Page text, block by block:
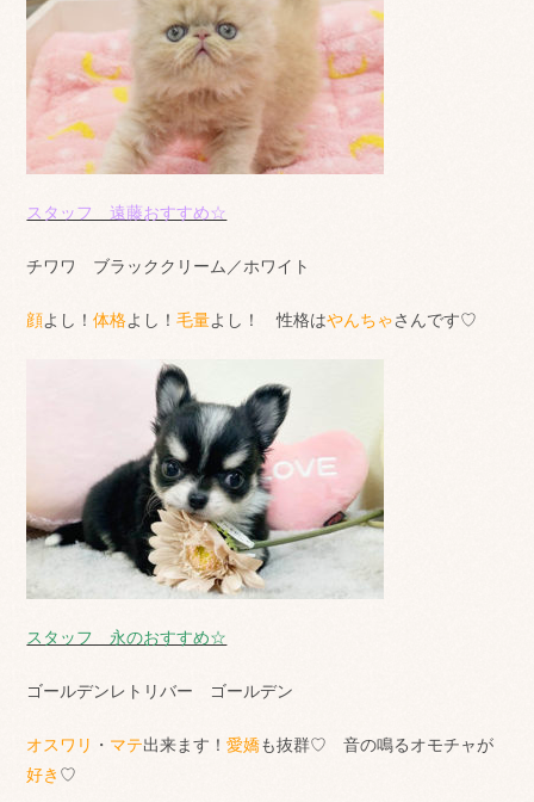
スタッフ 遠藤おすすめ☆
チワワ ブラッククリーム／ホワイト
顔よし！体格よし！毛量よし！ 性格はやんちゃさんです♡
スタッフ 永のおすすめ☆
ゴールデンレトリバー ゴールデン
オスワリ ・ マテ出来ます！愛嬌も抜群♡ 音の鳴るオモチャが
好き ♡